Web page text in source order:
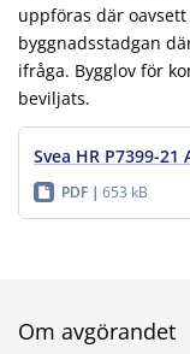
uppföras där
byggnadsstadgan
ifråga. Bygglov för
beviljats.
Svea HR P7399-
PDF 653 kB
Om avgörandet